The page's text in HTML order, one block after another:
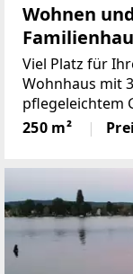
Wohnen
Oftering
Viel Platz für
Wohnhaus mit
pflegeleichtem
oder als reine
250 m²